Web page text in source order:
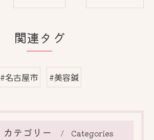
関連タグ
#名古屋市 #美容鍼
カテゴリー Categories